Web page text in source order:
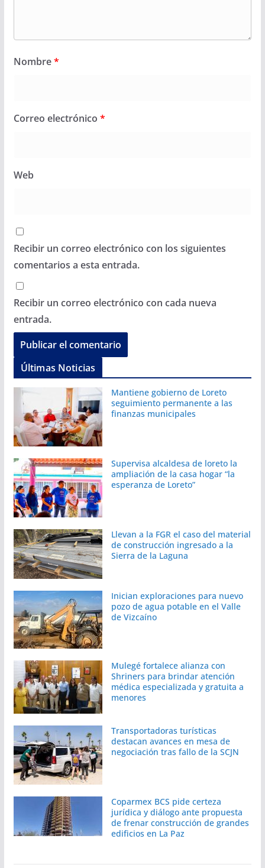
Nombre*
Correo electrónico *
Web
Recibir un correo electrónico con los siguientes
comentarios a esta entrada.
Recibir un correo electrónico con cada nueva
entrada.
Últimas Noticias
Mantiene gobierno de Loreto
seguimiento permanente a las
finanzas municipales
Supervisa alcaldesa de loreto la
ampliación de la casa hogar “la
esperanza de Loreto”
Llevan a la FGR el caso del material
de construcción ingresado a la
Sierra de la Laguna
Inician exploraciones para nuevo
pozo de agua potable en el Valle
de Vizcaíno
Mulegé fortalece alianza con
Shriners para brindar atención
médica especializada y gratuita a
menores
Transportadoras turísticas
destacan avances en mesa de
negociación tras fallo de la SCJN
Coparmex BCS pide certeza
jurídica y diálogo ante propuesta
de frenar construcción de grandes
edificios en La Paz